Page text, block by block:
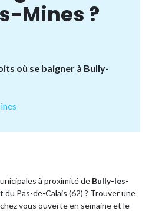
Mines ?
où se baigner à Bully-
à proximité de Bully-les-
du Pas-de-Calais (62) ? Trouver une
vous ouverte en semaine et le